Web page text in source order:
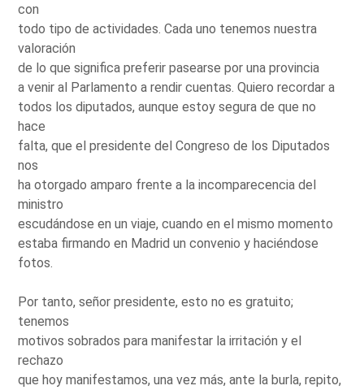
con
todo tipo de actividades. Cada uno tenemos nuestra
valoración
de lo que significa preferir pasearse por una provincia
a venir al Parlamento a rendir cuentas. Quiero recordar a
todos los diputados, aunque estoy segura de que no
hace
falta, que el presidente del Congreso de los Diputados
nos
ha otorgado amparo frente a la incomparecencia del
ministro
escudándose en un viaje, cuando en el mismo momento
estaba firmando en Madrid un convenio y haciéndose
fotos.
Por tanto, señor presidente, esto no es gratuito;
tenemos
motivos sobrados para manifestar la irritación y el
rechazo
que hoy manifestamos, una vez más, ante la burla, repito,